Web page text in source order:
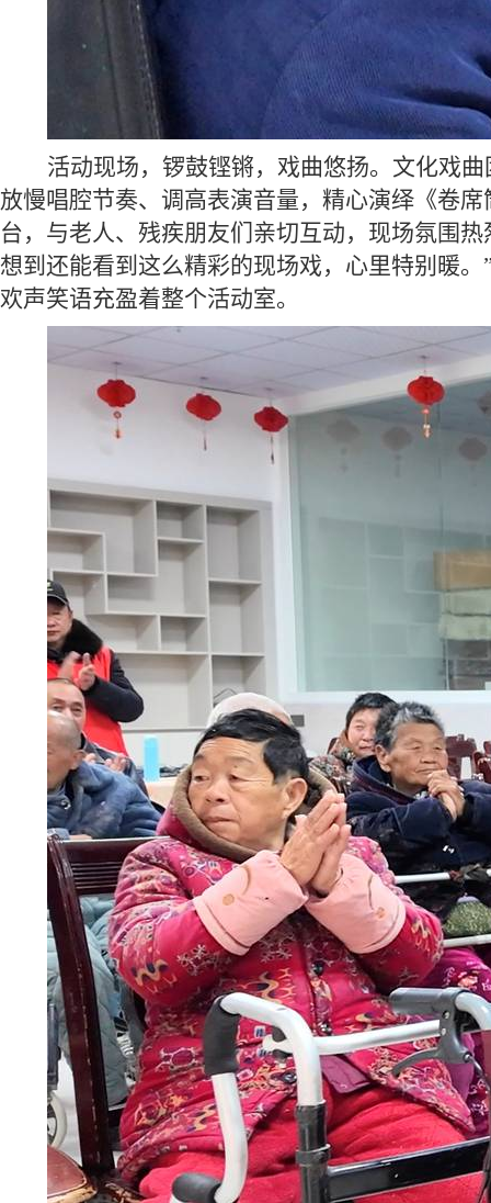
活动现场，锣鼓铿锵，戏曲悠扬。文化戏
放慢唱腔节奏、调高表演音量，精心演绎《卷
台，与老人、残疾朋友们亲切互动，现场氛围热
想到 还能看到这么精彩的现场戏，心里特别暖。
欢声笑语充盈着整个活动室。